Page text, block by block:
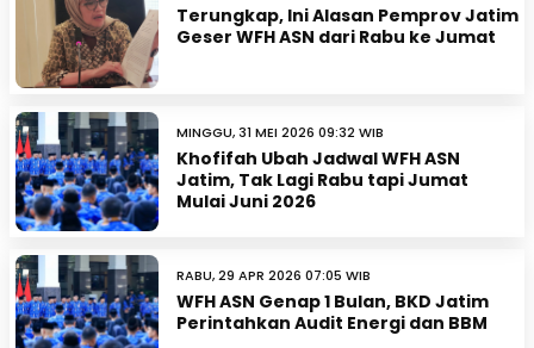
Terungkap, Ini Alasan Pemprov Jatim
Geser WFH ASN dari Rabu ke Jumat
MINGGU, 31 MEI 2026 09:32 WIB
Khofifah Ubah Jadwal WFH ASN
Jatim, Tak Lagi Rabu tapi Jumat
Mulai Juni 2026
RABU, 29 APR 2026 07:05 WIB
WFH ASN Genap 1 Bulan, BKD Jatim
Perintahkan Audit Energi dan BBM